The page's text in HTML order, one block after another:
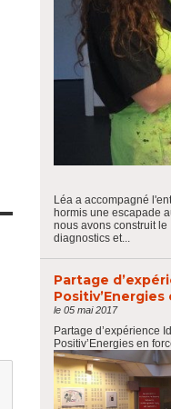
Léa a accompagné
hormis une escapade
nous avons construit
diagnostics et...
Partage
le 05 mai 2017
Partage d’expérience
Positiv’Energies en